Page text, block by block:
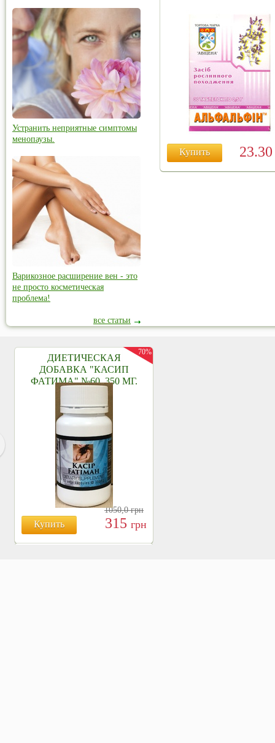
Купить
Устранить неприятные симптомы
менопаузы.
Варикозное расширение вен - это
не просто косметическая
проблема!
все статьи
ДИЕТИЧЕСКАЯ
ДОБАВКА "КАСИП
ФАТИМА" №60, 350 МГ.
Купить
1050,0грн
315 грн
70%